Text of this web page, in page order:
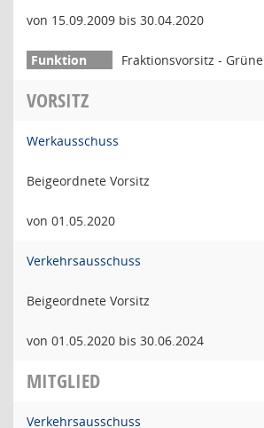
von 15.09.2009 bis 30.04.2020
Fraktionsvorsitz - Grüne
VORSITZ
Werkausschuss
Beigeordnete Vorsitz
von 01.05.2020
Verkehrsausschuss
Beigeordnete Vorsitz
von 01.05.2020 bis 30.06.2024
MITGLIED
Verkehrsausschuss